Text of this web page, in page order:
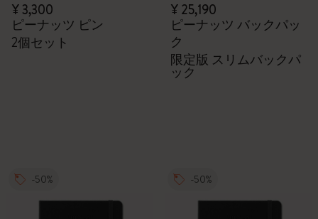
¥ 3,300
ピーナッツ ピン
2個セット
¥ 25,190
ピーナッツ バックパッ
ク
限定版 スリムバックパ
ック
-50% -50%